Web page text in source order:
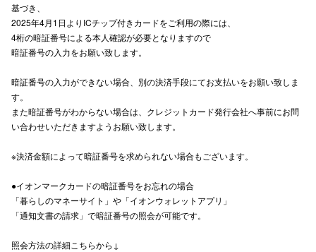
基づき、
2025年4月1日よりICチップ付きカードをご利用の際には、
4桁の暗証番号による本人確認が必要となりますので
暗証番号の入力をお願い致します。
暗証番号の入力ができない場合、別の決済手段にてお支払いをお願い致しま
す。
また暗証番号がわからない場合は、クレジットカード発行会社へ事前にお問
い合わせいただきますようお願い致します。
※決済金額によって暗証番号を求められない場合もございます。
●イオンマークカードの暗証番号をお忘れの場合
「暮らしのマネーサイト」や「イオンウォレットアプリ」
「通知文書の請求」で暗証番号の照会が可能です。
照会方法の詳細こちらから↓